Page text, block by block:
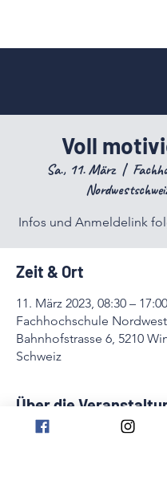
Voll
Sa., 11. März
  |
Infos und Anmeldelink
Zeit & Ort
11. März 2023, 08:30 – 17:00
Fachhochschule
Bahnhofstrasse 6, 5210
Schweiz
Über die
Infos und Anmeldelink